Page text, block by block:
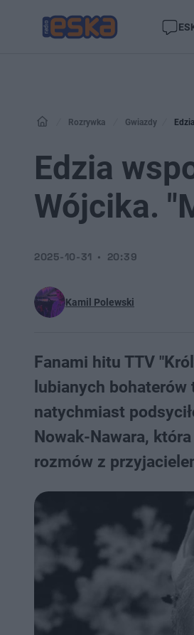
Rozrywka Gwiazdy
Edzia
Wójcika.
Kamil Polewski
2025-10-31 20:39
Fanami hitu TTV
lubianych
natychmiast
Nowak-Nawara,
rozmów z